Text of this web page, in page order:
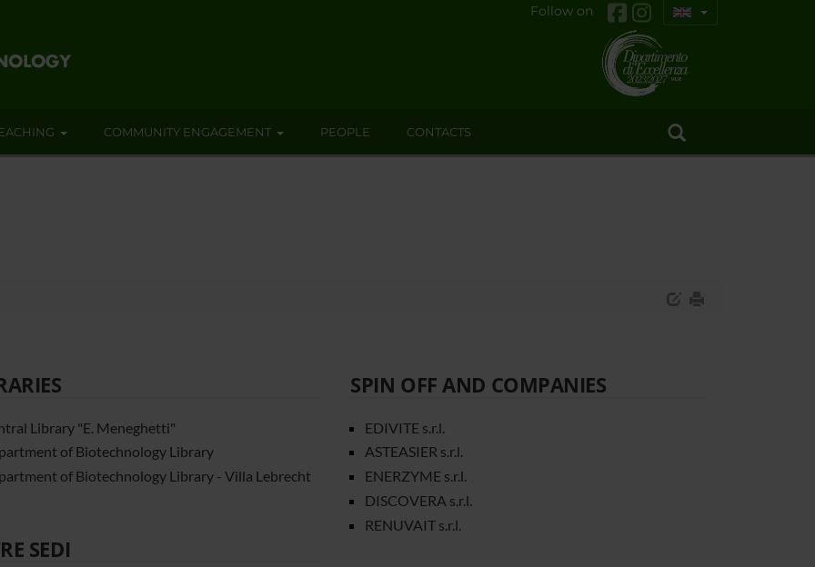
Follow on
COMMUNITY ENGAGEMENT PEOPLE CONTACTS
Library "E. Meneghetti"
of Biotechnology Library
of Biotechnology Library - Villa Lebrecht
SEDI
SPIN OFF AND COMPANIES
EDIVITE s.r.l.
ASTEASIER s.r.l.
ENERZYME s.r.l.
DISCOVERA s.r.l.
RENUVAIT s.r.l.